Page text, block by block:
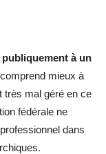
publiquement à un
mieux à
très mal géré en ce
fédérale ne
dans